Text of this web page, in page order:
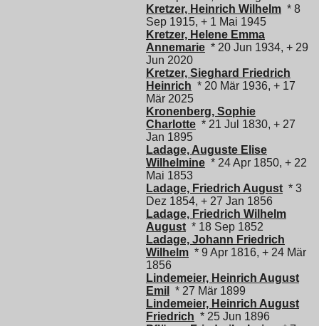
Kretzer, Heinrich Wilhelm * 8
Sep 1915, + 1 Mai 1945
Kretzer, Helene Emma
Annemarie * 20 Jun 1934, + 29
Jun 2020
Kretzer, Sieghard Friedrich
Heinrich * 20 Mär 1936, + 17
Mär 2025
Kronenberg, Sophie
Charlotte * 21 Jul 1830, + 27
Jan 1895
Ladage, Auguste Elise
Wilhelmine * 24 Apr 1850, + 22
Mai 1853
Ladage, Friedrich August * 3
Dez 1854, + 27 Jan 1856
Ladage, Friedrich Wilhelm
August * 18 Sep 1852
Ladage, Johann Friedrich
Wilhelm * 9 Apr 1816, + 24 Mär
1856
Lindemeier, Heinrich August
Emil
* 27 Mär 1899
Lindemeier, Heinrich August
Friedrich * 25 Jun 1896